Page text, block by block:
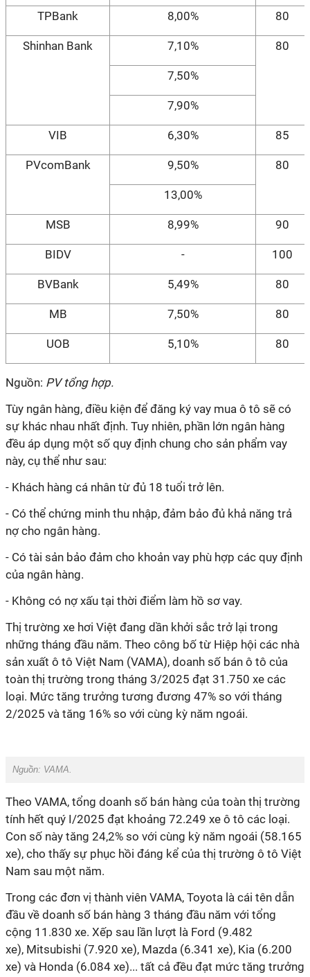
TPBank 8,00% 80
Shinhan Bank 7,10% 80
7,50%
7,90%
VIB 6,30% 85
PVcomBank 9,50% 80
13,00%
MSB 8,99% 90
BIDV - 100
BVBank 5,49% 80
MB 7,50% 80
UOB 5,10% 80
Nguồn: PV tổng hợp.
Tùy ngân hàng, điều kiện để đăng ký vay mua ô tô sẽ có
sự khác nhau nhất định. Tuy nhiên, phần lớn ngân hàng
đều áp dụng một số quy định chung cho sản phẩm vay
này, cụ thể như sau:
- Khách hàng cá nhân từ đủ 18 tuổi trở lên.
- Có thể chứng minh thu nhập, đảm bảo đủ khả năng trả
nợ cho ngân hàng.
- Có tài sản bảo đảm cho khoản vay phù hợp các quy định
của ngân hàng.
- Không có nợ xấu tại thời điểm làm hồ sơ vay.
Thị trường xe hơi Việt đang dần khởi sắc trở lại trong
những tháng đầu năm. Theo công bố từ Hiệp hội các nhà
sản xuất ô tô Việt Nam (VAMA), doanh số bán ô tô của
toàn thị trường trong tháng 3/2025 đạt 31.750 xe các
loại. Mức tăng trưởng tương đương 47% so với tháng
2/2025 và tăng 16% so với cùng kỳ năm ngoái.
Nguồn: VAMA.
Theo VAMA, tổng doanh số bán hàng của toàn thị trường
tính hết quý I/2025 đạt khoảng 72.249 xe ô tô các loại.
Con số này tăng 24,2% so với cùng kỳ năm ngoái (58.165
xe), cho thấy sự phục hồi đáng kể của thị trường ô tô Việt
Nam sau một năm.
Trong các đơn vị thành viên VAMA, Toyota là cái tên dẫn
đầu về doanh số bán hàng 3 tháng đầu năm với tổng
cộng 11.830 xe. Xếp sau lần lượt là Ford (9.482
xe), Mitsubishi (7.920 xe), Mazda (6.341 xe), Kia (6.200
xe) và Honda (6.084 xe)... tất cả đều đạt mức tăng trưởng